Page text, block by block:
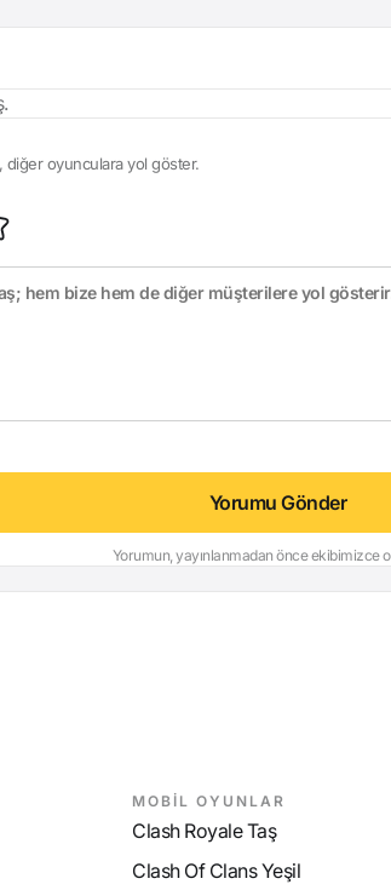
diğer oyunculara yol göster.
Yorumu Gönder
Yorumun, yayınlanmadan önce ekibimizce
MOBİL OYUNLAR
Clash Royale Taş
Clash Of Clans Yeşil